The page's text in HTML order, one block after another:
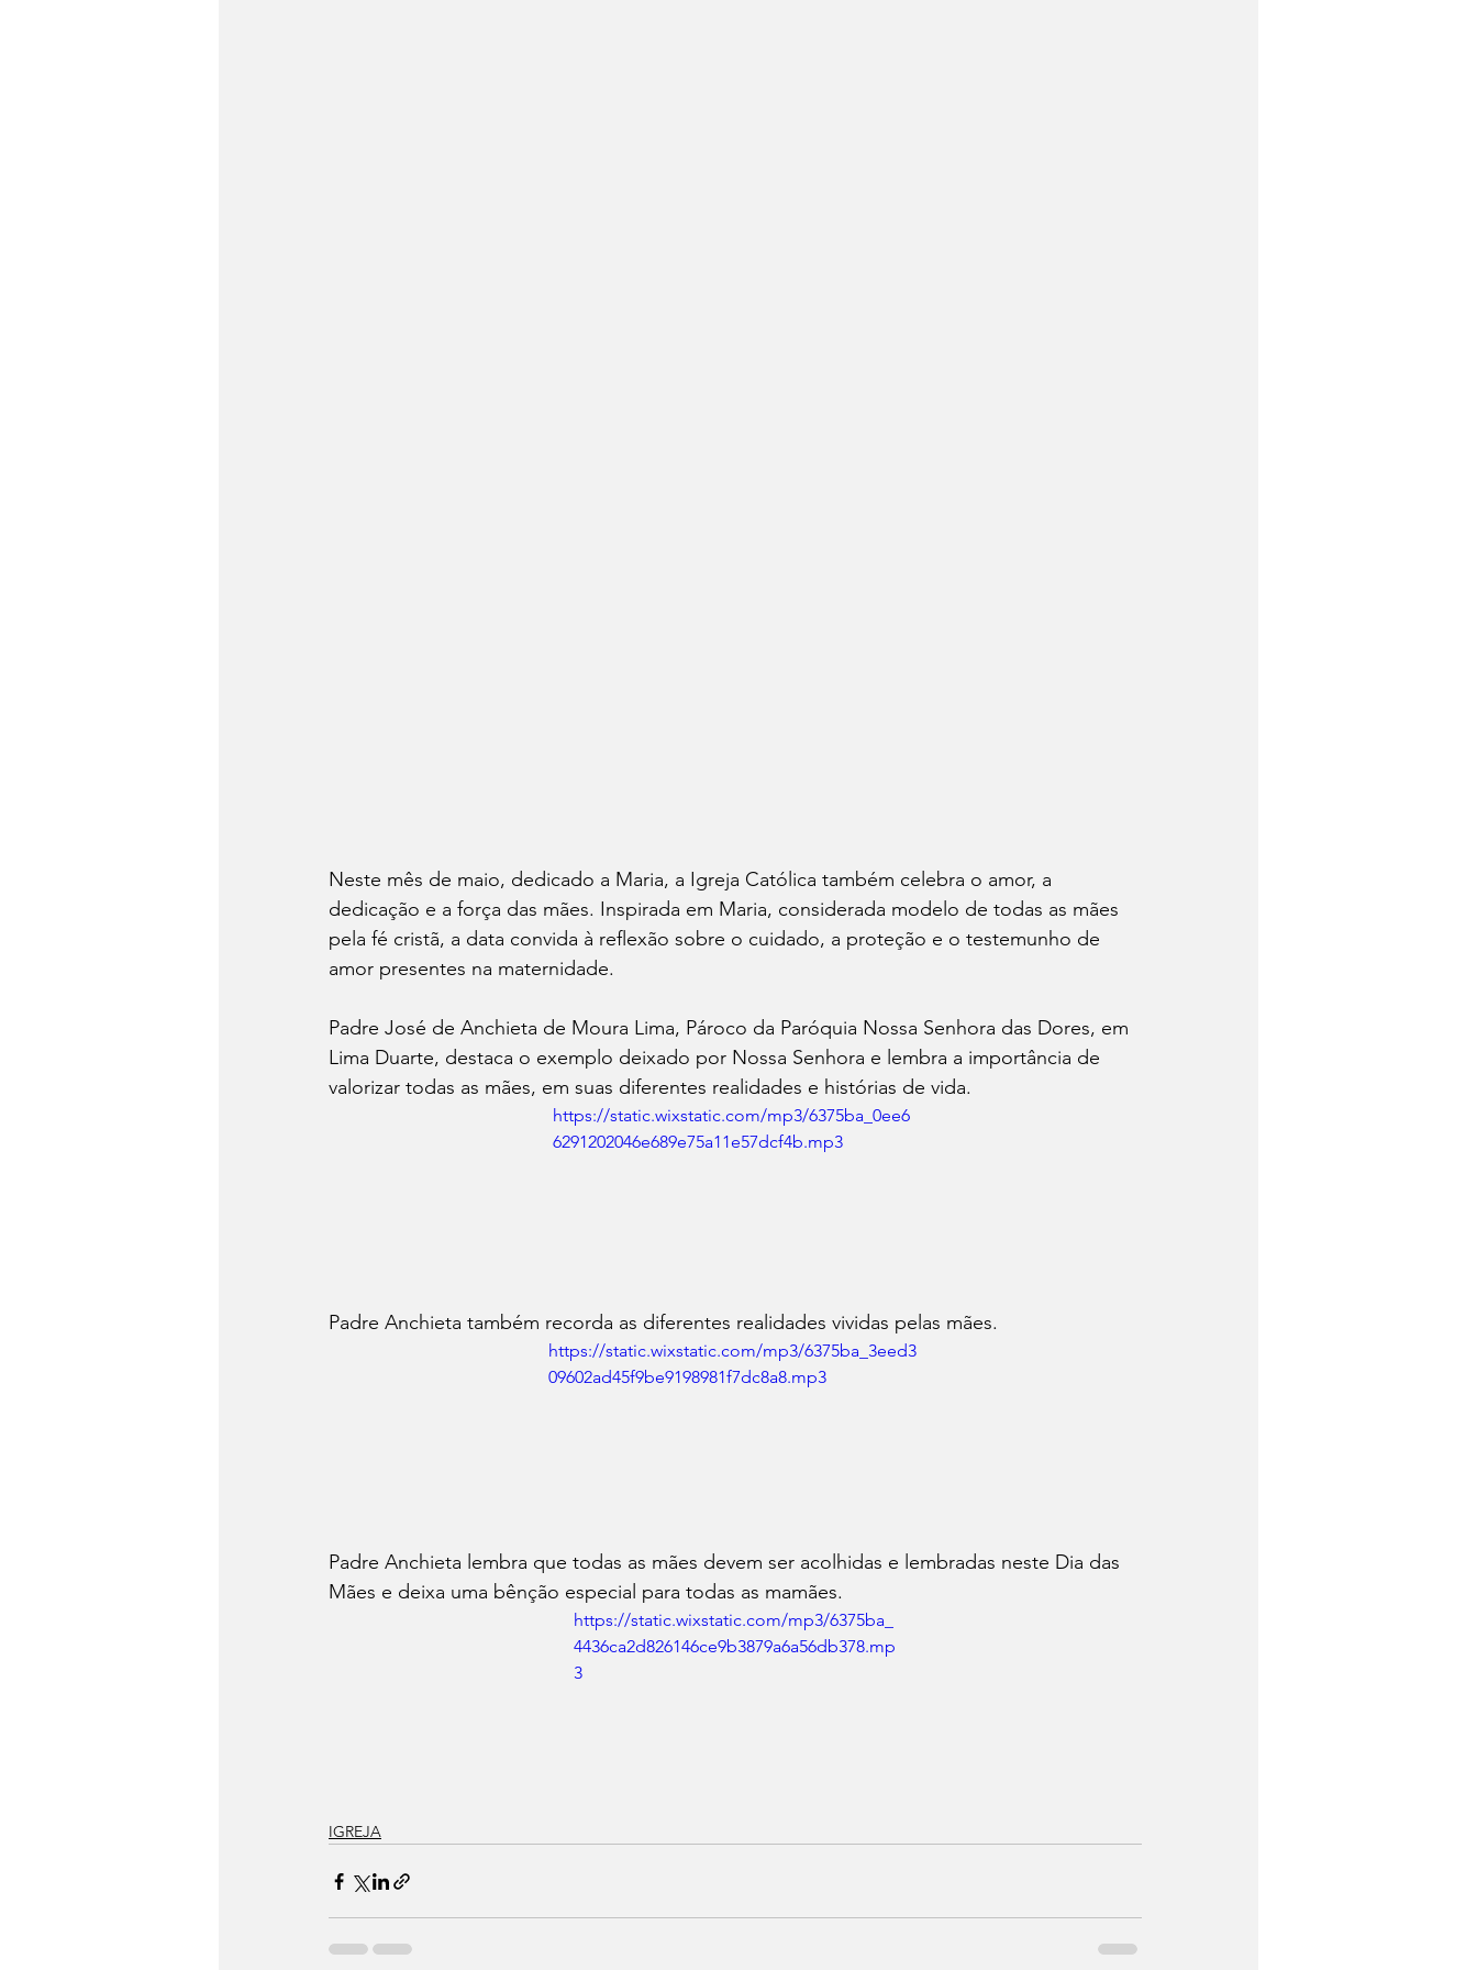
Neste mês de maio, dedicado a Maria, a Igreja Católica também celebra o amor, a
dedicação e a força das mães. Inspirada em Maria, considerada modelo de todas as mães
pela fé cristã, a data convida à reflexão sobre o cuidado, a proteção e o testemunho de
amor presentes na maternidade.
Padre José de Anchieta de Moura Lima, Pároco da Paróquia Nossa Senhora das Dores, em
Lima Duarte, destaca o exemplo deixado por Nossa Senhora e lembra a importância de
valorizar todas as mães, em suas diferentes realidades e histórias de vida.
https://static.wixstatic.com/mp3/6375ba_0ee6
6291202046e689e75a11e57dcf4b.mp3
Padre Anchieta também recorda as diferentes realidades vividas pelas mães.
https://static.wixstatic.com/mp3/6375ba_3eed3
09602ad45f9be9198981f7dc8a8.mp3
Padre Anchieta lembra que todas as mães devem ser acolhidas e lembradas neste Dia das
Mães e deixa uma bênção especial para todas as mamães.
https://static.wixstatic.com/mp3/6375ba_
4436ca2d826146ce9b3879a6a56db378.mp
3
IGREJA